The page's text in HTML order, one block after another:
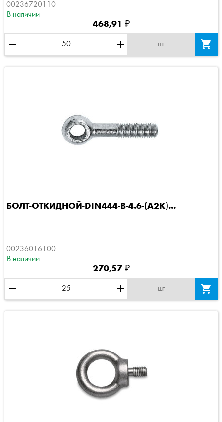
00236720110
В наличии
468,91 ₽
remove add шт 
БОЛТ-ОТКИДНОЙ-DIN444-B-4.6-(A2K)...
00236016100
В наличии
270,57 ₽
remove add шт 